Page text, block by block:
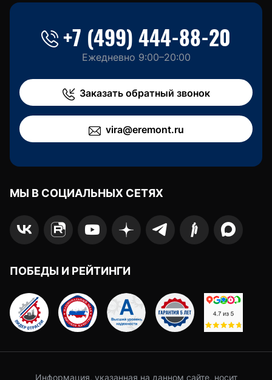
+7 (499) 444-88-20
Ежедневно 9:00–20:00
Заказать обратный звонок
vira@eremont.ru
МЫ В СОЦИАЛЬНЫХ СЕТЯХ
ПОБЕДЫ И РЕЙТИНГИ
Информация, указанная на данном сайте, носит